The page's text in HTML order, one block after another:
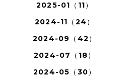
2025-01（11）
2024-11（24）
2024-09（42）
2024-07（18）
2024-05（30）